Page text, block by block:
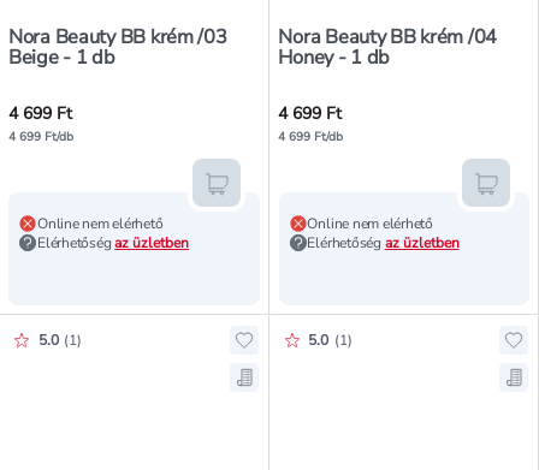
Nora Beauty BB krém /03
Beige - 1 db
4 699 Ft
4 699 Ft/db
Online nem elérhető
Elérhetőségaz üzletben
Kosárba teszem
Nora Beauty BB krém /04
Honey - 1 db
4 699 Ft
4 699 Ft/db
Online nem elérhető
Elérhetőség az üzletben
Értékelés pontszáma:
5.0 (1)
Hozzáadás a kedvencekhez,
Mentés a bevásárló listára, Nora
Értékelés pontszáma:
5.0 (1)